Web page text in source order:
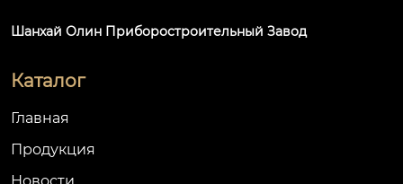
Шанхай Олин Приборостроительный Завод
Каталог
Главная
Продукция